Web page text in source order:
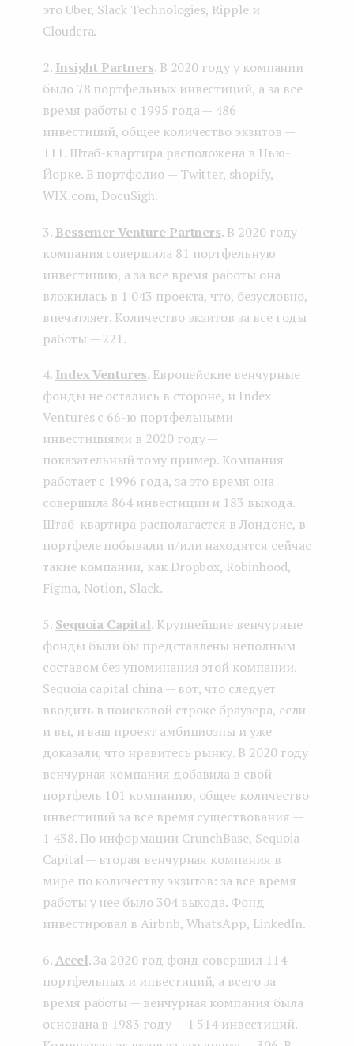
это Uber, Slack Technologies, Ripple и
Cloudera.
2. Insight Partners. В 2020 году у компании
было 78 портфельных инвестиций, а за все
время работы с 1995 года — 486
инвестиций, общее количество экзитов —
111. Штаб-квартира расположена в Нью-
Йорке. В портфолио — Twitter, shopify,
WIX.com, DocuSigh.
3. Bessemer Venture Partners. В 2020 году
компания совершила 81 портфельную
инвестицию, а за все время работы она
вложилась в 1 043 проекта, что, безусловно,
впечатляет. Количество экзитов за все годы
работы — 221.
4. Index Ventures. Европейские венчурные
фонды не остались в стороне, и Index
Ventures с 66-ю портфельными
инвестициями в 2020 году —
показательный тому пример. Компания
работает с 1996 года, за это время она
совершила 864 инвестиции и 183 выхода.
Штаб-квартира располагается в Лондоне, в
портфеле побывали и/или находятся сейчас
такие компании, как Dropbox, Robinhood,
Figma, Notion, Slack.
5. Sequoia Capital. Крупнейшие венчурные
фонды были бы представлены неполным
составом без упоминания этой компании.
Sequoia capital china — вот, что следует
вводить в поисковой строке браузера, если
и вы, и ваш проект амбициозны и уже
доказали, что нравитесь рынку. В 2020 году
венчурная компания добавила в свой
портфель 101 компанию, общее количество
инвестиций за все время существования —
1 438. По информации CrunchBase, Sequoia
Capital — вторая венчурная компания в
мире по количеству экзитов: за все время
работы у нее было 304 выхода. Фонд
инвестировал в Airbnb, WhatsApp, LinkedIn.
6.Accel. За 2020 год фонд совершил 114
портфельных и инвестиций, а всего за
время работы — венчурная компания была
основана в 1983 году — 1 514 инвестиций.